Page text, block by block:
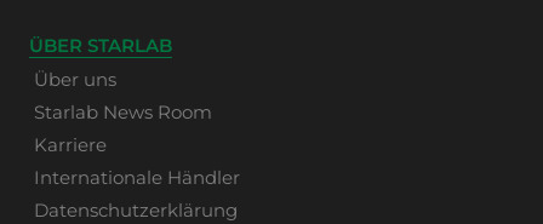
ÜBER STARLAB
Über uns
Starlab News Room
Karriere
Internationale Händler
Datenschutzerklärung